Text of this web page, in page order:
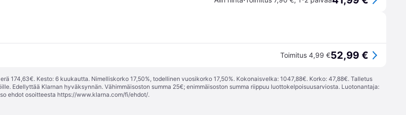
Toimitus 4,99 €52,99 €
174,63€. Kesto: 6 kuukautta. Nimelliskorko 17,50%, todellinen vuosikorko 17,50%. Kokonaisvelka: 1047,88€. Korko: 47,88€. Talletus
Edellyttää Klarnan hyväksynnän. Vähimmäisoston summa 25€; enimmäisoston summa riippuu luottokelpoisuusarviosta. Luotonantaja:
ehdot osoitteesta https://www.klarna.com/fi/ehdot/.